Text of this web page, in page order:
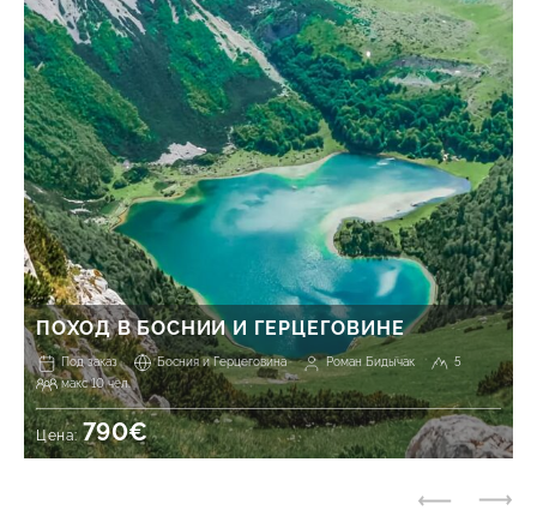
ПОХОД В БОСНИИ И ГЕРЦЕГОВИНЕ
Под заказ Босния и Герцеговина Роман Бидычак
5
макс 10 чел.
Цена:790€